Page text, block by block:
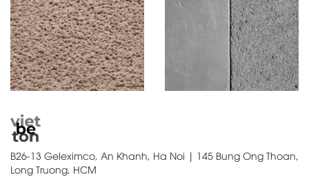
B26-13 Geleximco, An Khanh, Ha Noi | 145 Bung Ong Thoan,
Long Truong, HCM